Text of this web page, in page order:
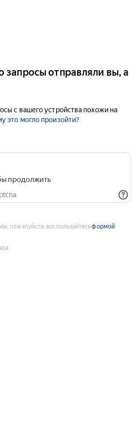
запросы отправляли вы, а
с вашего устройства похожи на
это могло произойти?
продолжить
пожалуйста, воспользуйтесьформой